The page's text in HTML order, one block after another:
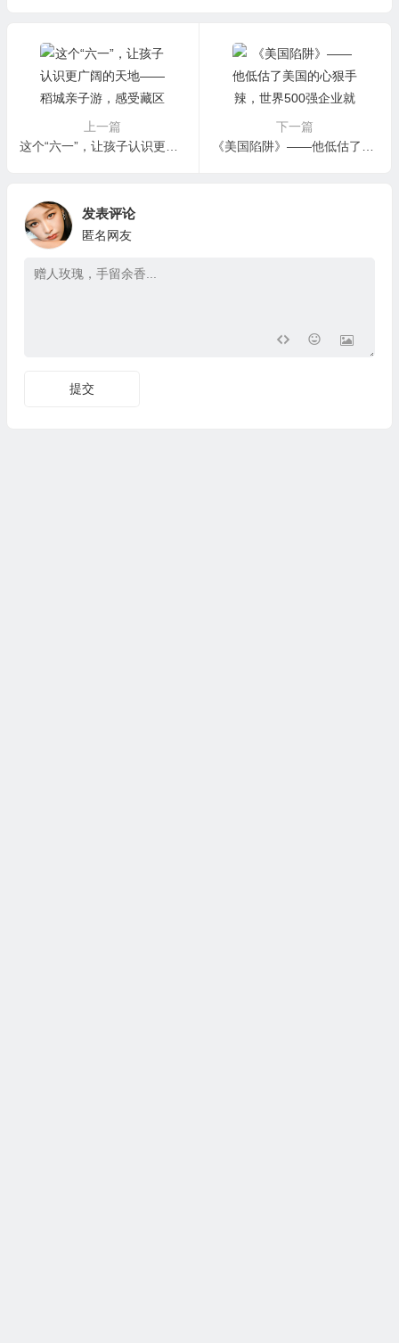
上一篇
下一篇
发表评论
匿名网友
提交